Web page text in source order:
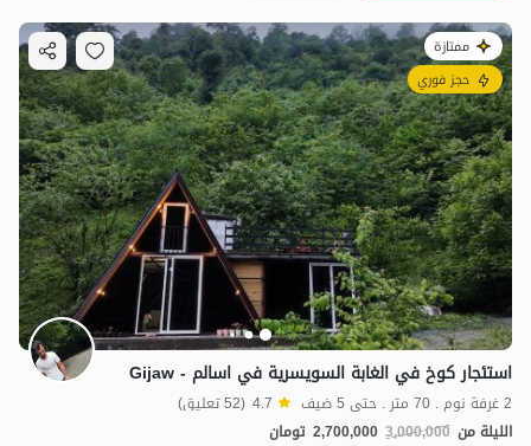
ممتازة
حجز فوري
استئجار كوخ في الغابة السويسرية في اسالم - Gijaw
2 غرفة نوم . 70 متر . حتى 5 ضيف 4.7 (52 تعليق)
الليلة من 3,000,000
2,700,000 تومان